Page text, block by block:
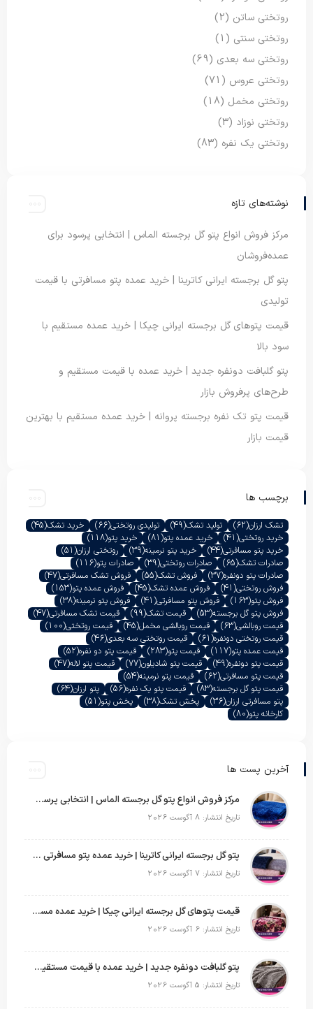
روتختی ساتن (2)
روتختی سنتی (1)
روتختی سه بعدی (69)
روتختی عروس (71)
روتختی مخمل (18)
روتختی نوزاد (3)
روتختی یک نفره (83)
نوشته‌های تازه
مرکز فروش انواع پتو گل برجسته الماس | انتخابی پرسود برای
عمده‌فروشان
پتو گل برجسته ایرانی کاترینا | خرید عمده پتو مسافرتی با قیمت
تولیدی
قیمت پتوهای گل برجسته ایرانی چیکا | خرید عمده مستقیم با
سود بالا
پتو گلبافت دونفره جدید | خرید عمده با قیمت مستقیم و
طرح‌های پرفروش بازار
قیمت پتو تک نفره برجسته پروانه | خرید عمده مستقیم با بهترین
قیمت بازار
برچسب ها
تشک ارزان(62) تولید تشک(49) تولیدی روتختی(66) خرید تشک(45)
خرید روتختی(41) خرید عمده پتو(81) خرید پتو(118)
خرید پتو مسافرتی(44) خرید پتو نرمینه(39) روتختی ارزان(51)
صادرات تشک(65) صادرات روتختی(39) صادرات پتو(116)
صادرات پتو دونفره(37) فروش تشک(55) فروش تشک مسافرتی(47)
فروش روتختی(41) فروش عمده تشک(45) فروش عمده پتو(153)
فروش پتو(163) فروش پتو مسافرتی(41) فروش پتو نرمینه(38)
فروش پتو گل برجسته(53) قیمت تشک(99) قیمت تشک مسافرتی(47)
قیمت روبالشی(63) قیمت روبالشی مخمل(45) قیمت روتختی(100)
قیمت روتختی دونفره(61) قیمت روتختی سه بعدی(46)
قیمت عمده پتو(117) قیمت پتو(283) قیمت پتو دو نفره(52)
قیمت پتو دونفره(49) قیمت پتو شادیلون(77) قیمت پتو لاله(47)
قیمت پتو مسافرتی(62) قیمت پتو نرمینه(54)
قیمت پتو گل برجسته(83) قیمت پتو یک نفره(56) پتو ارزان(64)
پتو مسافرتی ارزان(36) پخش تشک(38) پخش پتو(51)
کارخانه پتو(80)
آخرین پست ها
مرکز فروش انواع پتو گل برجسته الماس | انتخابی پرسود برای عمده‌فروشان
تاریخ انتشار: 8 آگوست 2026
پتو گل برجسته ایرانی کاترینا | خرید عمده پتو مسافرتی با قیمت تولیدی
تاریخ انتشار: 7 آگوست 2026
قیمت پتوهای گل برجسته ایرانی چیکا | خرید عمده مستقیم با سود بالا
تاریخ انتشار: 6 آگوست 2026
پتو گلبافت دونفره جدید | خرید عمده با قیمت مستقیم و طرح‌های پرفروش بازار
تاریخ انتشار: 5 آگوست 2026